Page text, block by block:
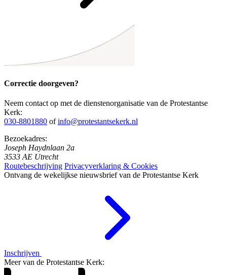
Correctie doorgeven?
Neem contact op met de dienstenorganisatie van de Protestantse
Kerk:
030-8801880 ofinfo@protestantsekerk.nl
Bezoekadres:
Joseph Haydnlaan 2a
3533 AE Utrecht
Routebeschrijving Privacyverklaring & Cookies
Ontvang de wekelijkse nieuwsbrief van de Protestantse Kerk
Inschrijven
Meer van de Protestantse Kerk: